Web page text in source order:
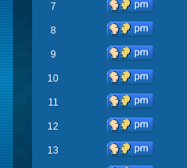
7
8
9
10
11
12
13